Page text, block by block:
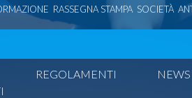
RASSEGNA STAMPA SOCIETÀ
REGOLAMENTI NEWS